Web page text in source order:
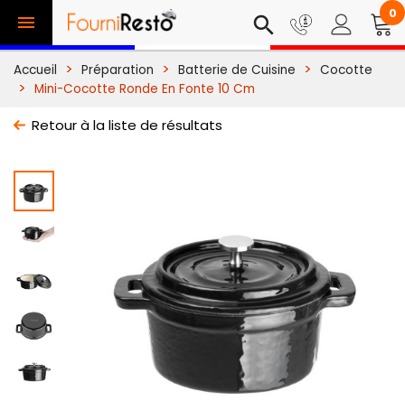
 search 0
Accueil Préparation Batterie de Cuisine
Cocotte
Mini-Cocotte Ronde En Fonte 10 Cm
Retour à la liste de résultats